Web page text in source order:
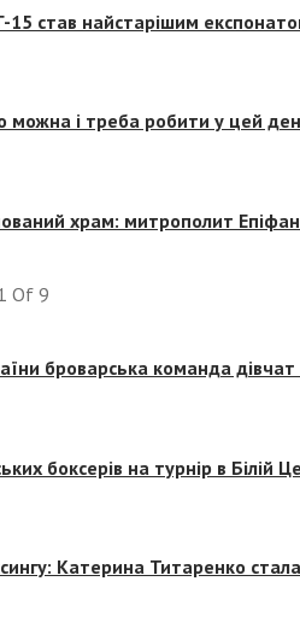
15 став найстарішим
можна і треба робити у цей
храм: митрополит
Of 9
броварська команда
боксерів на турнір в Білій
Катерина Титаренко